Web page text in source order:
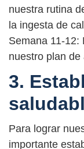
nuestra rutina
la ingesta de
Semana 11-12:
nuestro plan
3.
Para lograr
importante